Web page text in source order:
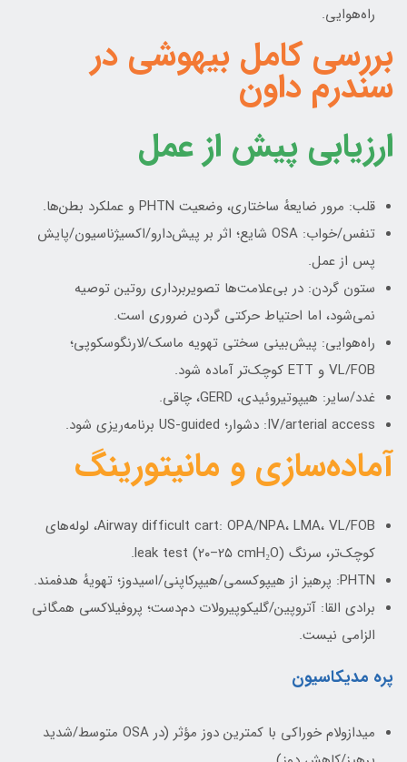
راه‌هوایی.
بررسی کامل بیهوشی در
سندرم داون
ارزیابی پیش از عمل
قلب: مرور ضایعهٔ ساختاری، وضعیت PHTN و عملکرد بطن‌ها.
تنفس/خواب: OSA شایع؛ اثر بر پیش‌دارو/اکسیژناسیون/پایش
پس از عمل.
ستون گردن: در بی‌علامت‌ها تصویربرداری روتین توصیه
نمی‌شود، اما احتیاط حرکتی گردن ضروری است.
راه‌هوایی: پیش‌بینی سختی تهویه ماسک/لارنگوسکوپی؛
VL/FOB و ETT کوچک‌تر آماده شود.
غدد/سایر: هیپوتیروئیدی، GERD، چاقی.
IV/arterial access: دشوار؛ US-guided برنامه‌ریزی شود.
آماده‌سازی و مانیتورینگ
Airway difficult cart: OPA/NPA، LMA، VL/FOB، لوله‌های
کوچک‌تر، سرنگ leak test (۲۰–۲۵ cmH₂O).
PHTN: پرهیز از هیپوکسمی/هیپرکاپنی/اسیدوز؛ تهویهٔ هدفمند.
برادی القا: آتروپین/گلیکوپیرولات دم‌دست؛ پروفیلاکسی همگانی
الزامی نیست.
پره مدیکاسیون
میدازولام خوراکی با کمترین دوز مؤثر (در OSA متوسط/شدید